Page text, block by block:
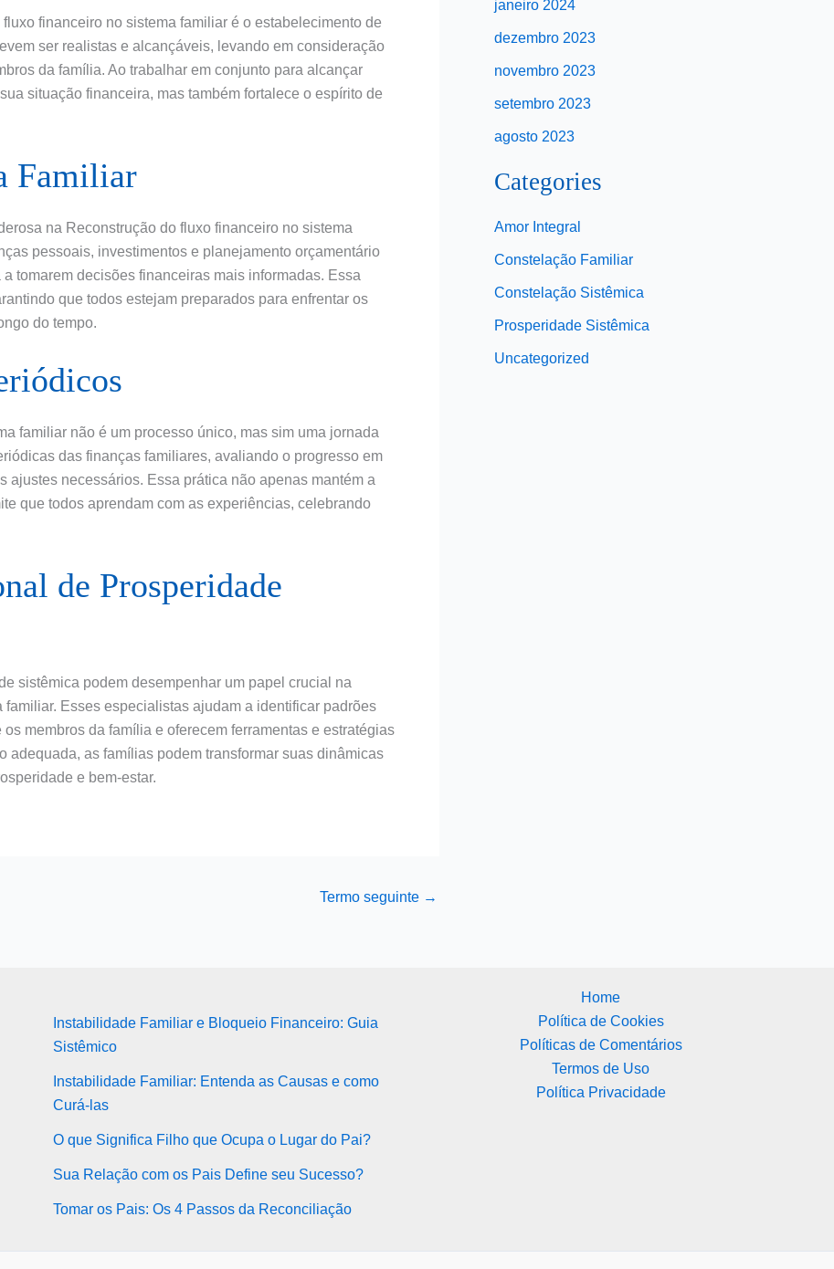
financeiro no sistema familiar é o estabelecimento de
ser realistas e alcançáveis, levando em consideração
da família. Ao trabalhar em conjunto para alcançar
situação financeira, mas também fortalece o espírito de
Familiar
na Reconstrução do fluxo financeiro no sistema
pessoais, investimentos e planejamento orçamentário
tomarem decisões financeiras mais informadas. Essa
que todos estejam preparados para enfrentar os
do tempo.
familiar não é um processo único, mas sim uma jornada
das finanças familiares, avaliando o progresso em
ajustes necessários. Essa prática não apenas mantém a
que todos aprendam com as experiências, celebrando
de Prosperidade
sistêmica podem desempenhar um papel crucial na
Esses especialistas ajudam a identificar padrões
membros da família e oferecem ferramentas e estratégias
adequada, as famílias podem transformar suas dinâmicas
e bem-estar.
Termo seguinte →
janeiro 2024
dezembro 2023
novembro 2023
setembro 2023
agosto 2023
Categories
Amor Integral
Constelação Familiar
Constelação Sistêmica
Prosperidade Sistêmica
Uncategorized
Instabilidade Familiar e Bloqueio Financeiro: Guia
Sistêmico
Instabilidade Familiar: Entenda as Causas e como
Curá-las
O que Significa Filho que Ocupa o Lugar do Pai?
Sua Relação com os Pais Define seu Sucesso?
Tomar os Pais: Os 4 Passos da Reconciliação
Home
Política de Cookies
Políticas de Comentários
Termos de Uso
Política Privacidade